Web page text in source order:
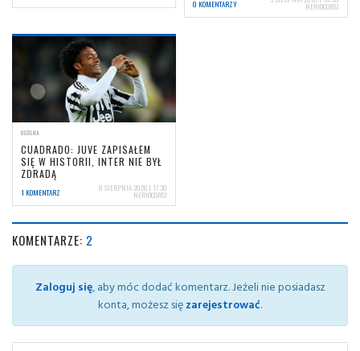
0 KOMENTARZY NERIOCORSI
OGÓLNA
CUADRADO: JUVE ZAPISAŁEM
SIĘ W HISTORII, INTER NIE BYŁ
ZDRADĄ
1 KOMENTARZ 8 SIERPNIA 2026 | 17:30
NERIOCORSI
KOMENTARZE: 2
Zaloguj się, aby móc dodać komentarz. Jeżeli nie posiadasz
konta, możesz sięzarejestrować.